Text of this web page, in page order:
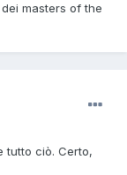
masters of the
tutto ciò. Certo,